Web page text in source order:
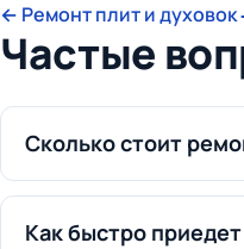
← Ремонт плит и
Частые
Сколько стоит
Как быстро